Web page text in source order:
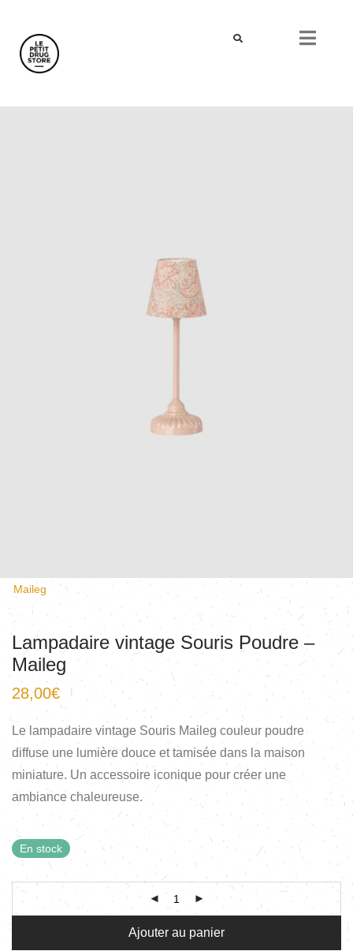
Maileg
Lampadaire vintage Souris Poudre –
Maileg
28,00€
Le lampadaire vintage Souris Maileg couleur poudre
diffuse une lumière douce et tamisée dans la maison
miniature. Un accessoire iconique pour créer une
ambiance chaleureuse.
En stock
Ajouter au panier